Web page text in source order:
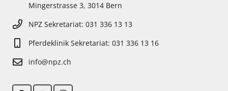
Mingerstrasse 3, 3014 Bern
NPZ Sekretariat: 031 336 13 13
Pferdeklinik Sekretariat: 031 336 13 16
info@npz.ch